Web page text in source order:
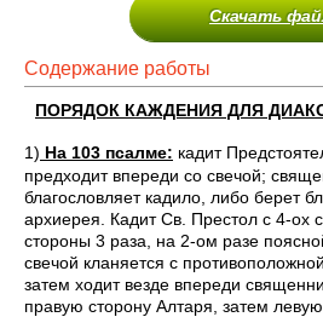
Скачать
Содержание работы
ПОРЯДОК КАЖДЕНИЯ ДЛЯ
1) На 103 псалме: кадит
предходит впереди со свечой;
благословляет кадило, либо берет
архиерея. Кадит Св. Престол с 4-ох
стороны 3 раза, на 2-ом разе
свечой кланяется с
затем ходит везде впереди
правую сторону Алтаря, затем